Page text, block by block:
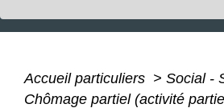
Accueil particuliers > Social -
Chômage partiel (activité